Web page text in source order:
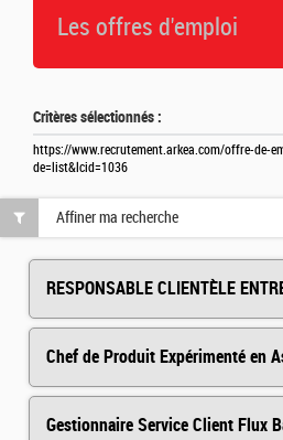
Les offres d'emploi
Critères sélectionnés :
https://www.recrutement.arkea.com/offre-de-
de=list&lcid=1036
Chef de Produit Expérimenté en
Gestionnaire Service Client Flux
Affiner ma recherche